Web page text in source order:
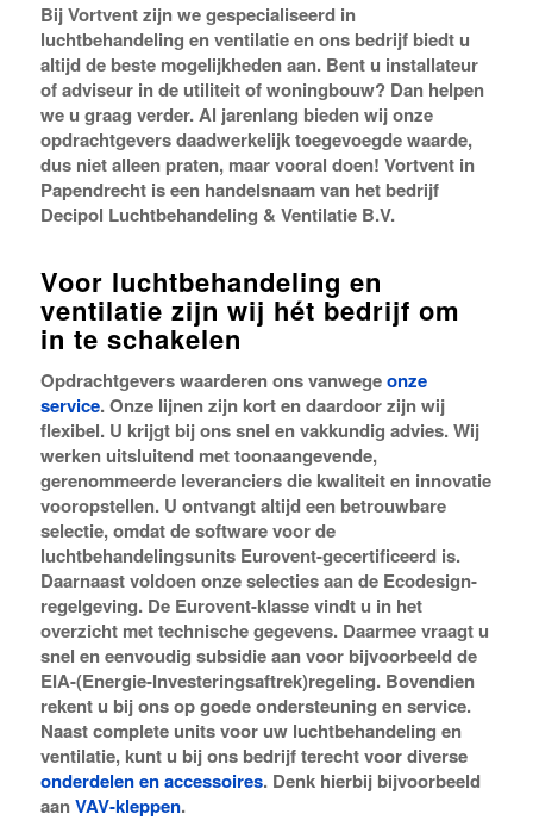
Bij Vortvent zijn we gespecialiseerd in
luchtbehandeling en ventilatie en ons bedrijf biedt u
altijd de beste mogelijkheden aan. Bent u installateur
of adviseur in de utiliteit of woningbouw? Dan helpen
we u graag verder. Al jarenlang bieden wij onze
opdrachtgevers daadwerkelijk toegevoegde waarde,
dus niet alleen praten, maar vooral doen! Vortvent in
Papendrecht is een handelsnaam van het bedrijf
Decipol Luchtbehandeling & Ventilatie B.V.
Voor luchtbehandeling en
ventilatie zijn wij hét bedrijf om
in te schakelen
Opdrachtgevers waarderen ons vanwegeonze
service. Onze lijnen zijn kort en daardoor zijn wij
flexibel. U krijgt bij ons snel en vakkundig advies. Wij
werken uitsluitend met toonaangevende,
gerenommeerde leveranciers die kwaliteit en innovatie
vooropstellen. U ontvangt altijd een betrouwbare
selectie, omdat de software voor de
luchtbehandelingsunits Eurovent-gecertificeerd is.
Daarnaast voldoen onze selecties aan de Ecodesign-
regelgeving. De Eurovent-klasse vindt u in het
overzicht met technische gegevens. Daarmee vraagt u
snel en eenvoudig subsidie aan voor bijvoorbeeld de
EIA-(Energie-Investeringsaftrek)regeling. Bovendien
rekent u bij ons op goede ondersteuning en service.
Naast complete units voor uw luchtbehandeling en
ventilatie, kunt u bij ons bedrijf terecht voor diverse
onderdelen en accessoires. Denk hierbij bijvoorbeeld
aanVAV-kleppen.